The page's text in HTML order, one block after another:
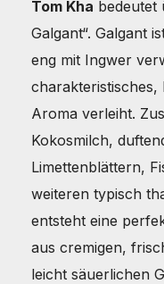
Tom Kha bedeutet
Galgant“. Galgant
eng mit Ingwer
charakteristisches,
Aroma verleiht.
Kokosmilch,
Limettenblättern,
weiteren typisch
entsteht eine
aus cremigen,
leicht säuerlichen